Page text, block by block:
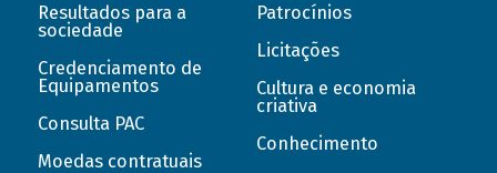
Resultados para a
sociedade
Credenciamento de
Equipamentos
Consulta PAC
Moedas contratuais
Patrocínios
Licitações
Cultura e economia
criativa
Conhecimento